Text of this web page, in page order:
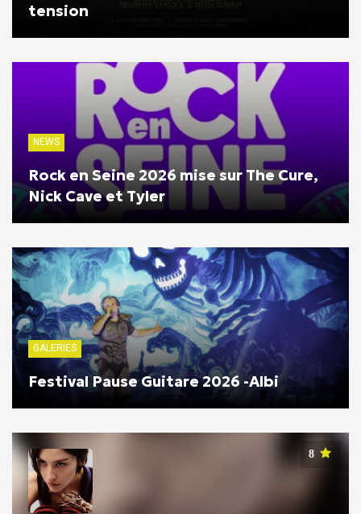
tension
NEWS
Rock en Seine 2026 mise sur The Cure,
Nick Cave et Tyler
GALERIES
Festival Pause Guitare 2026 -Albi
8